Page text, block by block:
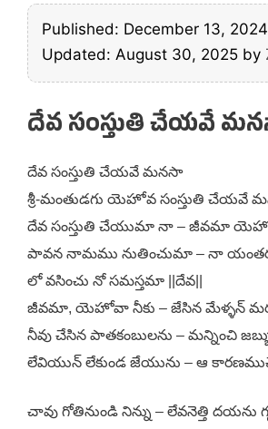
Published: December 13, 2024
Updated: August 30, 2025 by
దేవ సంస్తుతి చేయవే
దేవ సంస్తుతి చేయవే మనసా
శ్రీ-మంతుడగు యెహోవ సంస్తుతి చేయవే
దేవ సంస్తుతి చేయుమా నా – జీవమా
పావన నామము నుతించుమా – నా
లో వసించు నో సమస్తమా ||దేవ||
జీవమా, యెహోవా నీకు – జేసిన మేళ్ళన్
నీవు చేసిన పాతకంబులను – మన్నించి
లేవియున్ లేకుండ జేయును – ఆ
చావు గోతినుండి నిన్ను – లేవనెత్తి దయను